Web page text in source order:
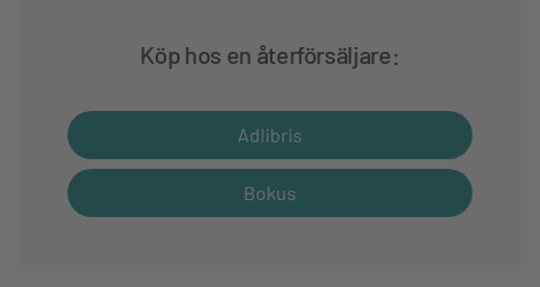
Köp hos en återförsäljare:
Adlibris
Bokus